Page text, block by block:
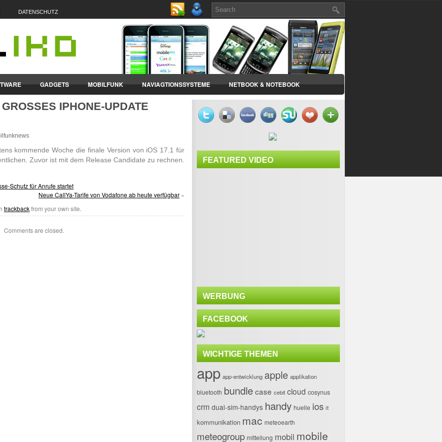
DATENSCHUTZ
GADGETS MOBILFUNK NAVIAGTIONSSYSTEME NETBOOK & NOTEBOOK
PCS VERTRÄGE & TARIFE
IPHONE-UPDATE B
kommende Woche die finale Version von iOS 17.1 für
Zuvor ist mit dem Release Candi­date zu rechnen.
Schutz für Anrufe startet
Neue CallYa-Tarife von Vodafone ab heute verfügbar »
trackbackfrom your own site.
Comments are closed.
FEATURED VIDEO
WERBUNG
FACEBOOK
WICHTIGE THEMEN
app app-entwicklung apple applikation
bluetooth bundlecase cebit cloud cosynus
crm dual-sim-handys handy huelle ios it
kommunikation mac meteoearth
meteogroup mitteilung mobil mobile